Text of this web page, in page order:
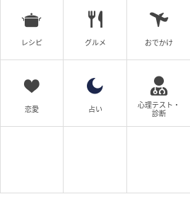
レシピ グルメ おでかけ
恋愛 占い
心理テスト・
診断